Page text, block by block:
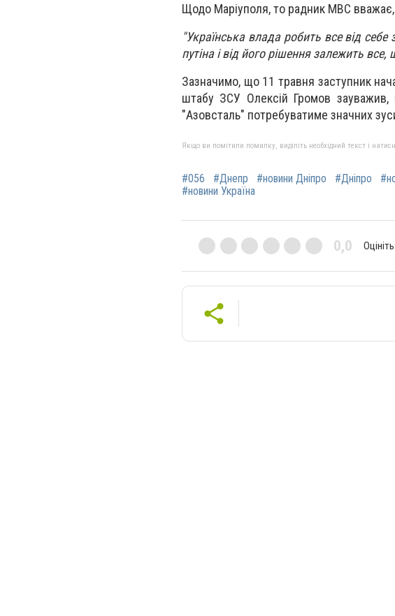
Щодо Маріуполя, то радник МВС
"Українська влада робить все від
путіна і від його рішення залежить
Зазначимо, що 11 травня заступник
штабу ЗСУ Олексій Громов зауважив,
"Азовсталь" потребуватиме значних
Якщо ви помітили помилку, виділіть необхідний текст і
#056 #Днепр #новини Дніпро #Дніпро
#новини Україна
0,0